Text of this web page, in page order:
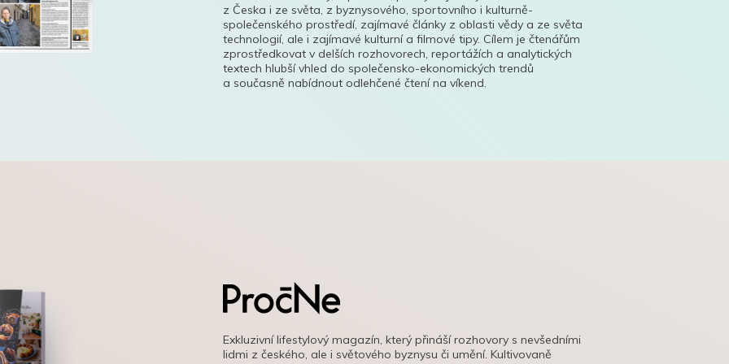
z Česka i ze světa, z byznysového, sportovního i kulturně-
společenského prostředí, zajímavé články z oblasti vědy a ze světa
technologií, ale i zajímavé kulturní a filmové tipy. Cílem je čtenářům
zprostředkovat v delších rozhovorech, reportážích a analytických
textech hlubší vhled do společensko-ekonomických trendů
a současně nabídnout odlehčené čtení na víkend.
Exkluzivní lifestylový magazín, který přináší rozhovory s nevšedními
lidmi z českého, ale i světového byznysu či umění. Kultivovaně